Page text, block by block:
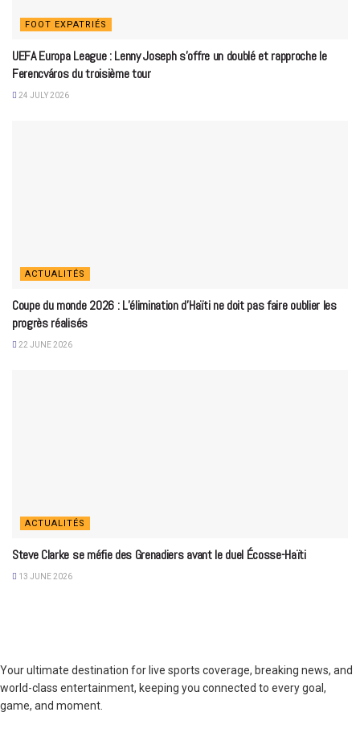
FOOT EXPATRIÉS
UEFA Europa League : Lenny Joseph s’offre un doublé et rapproche le
Ferencváros du troisième tour
24 JULY 2026
ACTUALITÉS
Coupe du monde 2026 : L’élimination d’Haïti ne doit pas faire oublier les
progrès réalisés
22 JUNE 2026
ACTUALITÉS
Steve Clarke se méfie des Grenadiers avant le duel Écosse-Haïti
13 JUNE 2026
Your ultimate destination for live sports coverage, breaking news, and
world-class entertainment, keeping you connected to every goal,
game, and moment.